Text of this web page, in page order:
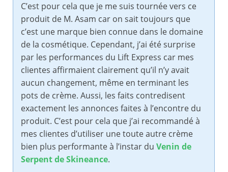
C’est pour cela que je me suis tournée vers ce
produit de M. Asam car on sait toujours que
c’est une marque bien connue dans le domaine
de la cosmétique. Cependant, j’ai été surprise
par les performances du Lift Express car mes
clientes affirmaient clairement qu’il n’y avait
aucun changement, même en terminant les
pots de crème. Aussi, les faits contredisent
exactement les annonces faites à l’encontre du
produit. C’est pour cela que j’ai recommandé à
mes clientes d’utiliser une toute autre crème
bien plus performante à l’instar du Venin de
Serpent de Skineance.